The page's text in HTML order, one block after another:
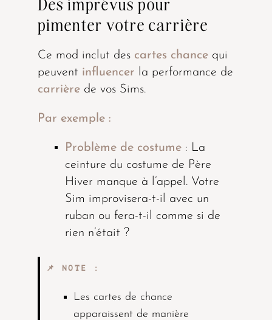
pimenter votre carrière
Ce mod inclut des cartes chancequi
peuvent influencer la performance de
carrièrede vos Sims.
Par exemple :
Problème de costume: La
ceinture du costume de Père
Hiver manque à l’appel. Votre
Sim improvisera-t-il avec un
ruban ou fera-t-il comme si de
rien n’était ?
📌 NOTE :
Les cartes de chance
apparaissent de manière